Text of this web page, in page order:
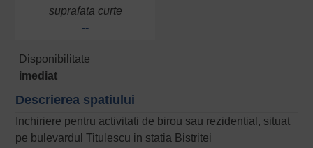
suprafata curte
--
Disponibilitate
imediat
Descrierea spatiului
Inchiriere pentru activitati de birou sau rezidential, situat
pe bulevardul Titulescu in statia Bistritei